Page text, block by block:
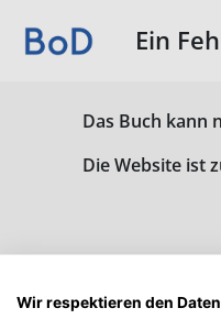
Ein
Das Buch kann
Die Website ist
Wir respektieren den